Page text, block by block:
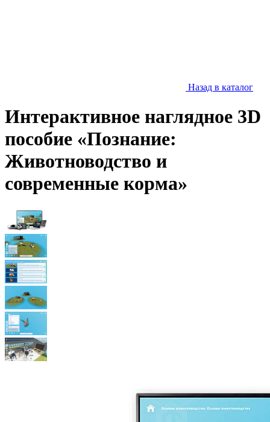
Назад в каталог
Интерактивное наглядное 3D
пособие «Познание:
Животноводство и
современные корма»